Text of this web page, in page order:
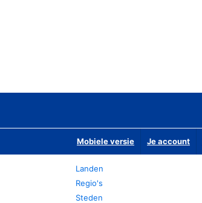
Mobiele versie Je account
Landen
Regio's
Steden